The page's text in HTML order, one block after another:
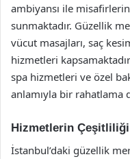
ambiyansı ile
sunmaktadır. Güzellik
vücut masajları, saç
hizmetleri
spa hizmetleri ve özel
anlamıyla bir rahatlama
Hizmetlerin Çeşitliliği
İstanbul’daki güzellik